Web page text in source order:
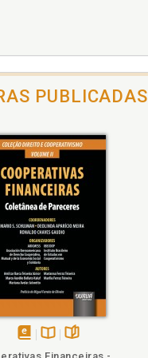
PUBLICADAS